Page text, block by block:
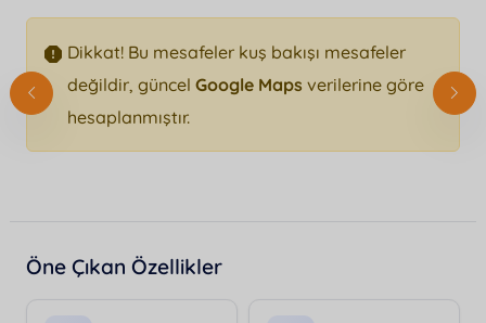
Dikkat! Bu mesafeler kuş bakışı mesafeler
değildir, güncel Google Maps verilerine göre
hesaplanmıştır.
Öne Çıkan Özellikler